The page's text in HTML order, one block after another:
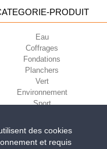
PRODUIT
Eau
Coffrages
Fondations
Planchers
Vert
Environnement
Sport
Green Building Council
des cookies
et requis